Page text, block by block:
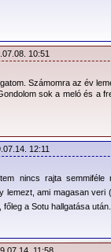
10:51
Számomra az év
sok a meló és a
12:11
nincs rajta semmiféle
lemezt, ami magasan
a Sotu hallgatása után.